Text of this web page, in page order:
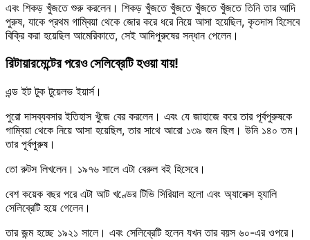
এবং শিকড় খুঁজতে শুরু করলেন। শিকড় খুঁজতে খুঁজতে খুঁজতে খুঁজতে তিনি তার আদি
পুরুষ, যাকে প্রথম গাম্বিয়া থেকে জোর করে ধরে নিয়ে আসা হয়েছিল, কৃতদাস হিসেবে
বিক্রি করা হয়েছিল আমেরিকাতে, সেই আদিপুরুষের সন্ধান পেলেন।
রিটায়ারমেন্টের পরেও সেলিব্রেটি হওয়া যায়!
এন্ড ইট টুক টুয়েলভ ইয়ার্স।
পুরো দাসব্যবসার ইতিহাস খুঁজে বের করলেন। এবং যে জাহাজে করে তার পূর্বপুরুষকে
গাম্বিয়া থেকে নিয়ে আসা হয়েছিল, তার সাথে আরো ১৩৯ জন ছিল। উনি ১৪০ তম।
তার পূর্বপুরুষ।
তো রুটস লিখলেন। ১৯৭৬ সালে এটা বেরুল বই হিসেবে।
বেশ কয়েক বছর পরে এটা আট খণ্ডের টিভি সিরিয়াল হলো এবং অ্যালেক্স হ্যালি
সেলিব্রেটি হয়ে গেলেন।
তার জন্ম হচ্ছে ১৯২১ সালে। এবং সেলিব্রেটি হলেন যখন তার বয়স ৬০-এর ওপরে।